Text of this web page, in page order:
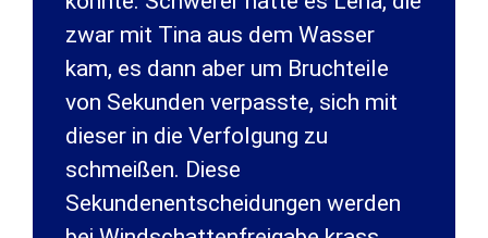
zwar mit Tina aus dem Wasser
kam, es dann aber um Bruchteile
von Sekunden verpasste, sich mit
dieser in die Verfolgung zu
schmeißen. Diese
Sekundenentscheidungen werden